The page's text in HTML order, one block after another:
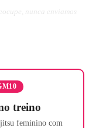
nunca enviamos
treino
feminino com